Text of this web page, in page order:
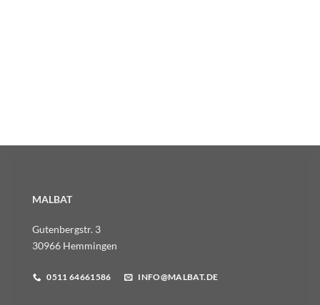
MALBAT
Gutenbergstr. 3
30966 Hemmingen
0511 64661586 INFO@MALBAT.DE